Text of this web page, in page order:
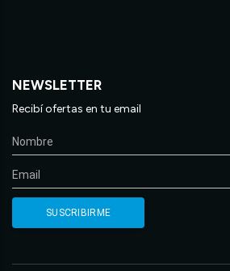
NEWSLETTER
Recibí ofertas en tu email